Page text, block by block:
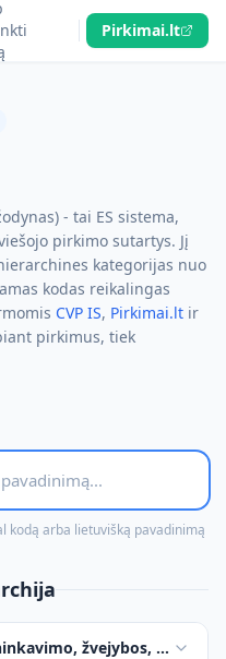
Pirkimai.lt
- tai ES sistema,
pirkimo sutartys. Jį
kategorijas nuo
kodas reikalingas
CVP IS, Pirkimai.lt ir
pirkimus, tiek
kodą arba lietuvišką pavadinimą
žvejybos,